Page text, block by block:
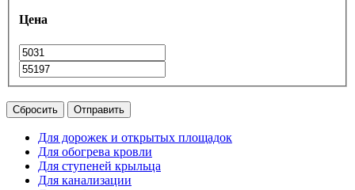
Цена
Сбросить Отправить
Для дорожек и открытых площадок
Для обогрева кровли
Для ступеней крыльца
Для канализации